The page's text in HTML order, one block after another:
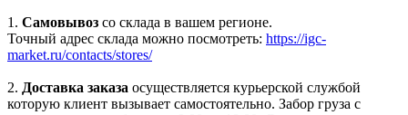
1. Самовывоз со склада в вашем регионе.
Точный адрес склада можно посмотреть: https://igc-
market.ru/contacts/stores/
2. Доставка заказа осуществляется курьерской службой
которую клиент вызывает самостоятельно. Забор груза с